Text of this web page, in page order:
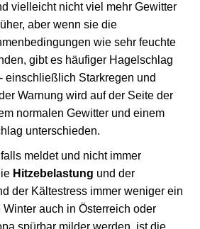
vielleicht nicht viel mehr Gewitter
aber wenn sie die
wie sehr feuchte
gibt es häufiger Hagelschlag
einschließlich Starkregen und
Warnung wird auf der Seite der
normalen Gewitter und einem
unterschieden.
meldet und nicht immer
Hitzebelastung und der
der Kältestress immer weniger ein
auch in Österreich oder
spürbar milder werden, ist die